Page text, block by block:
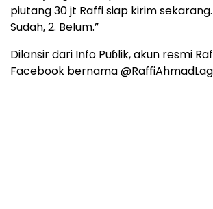
piutang 30 jt Raffi siap kirim sekarang.
Sudah, 2. Belum.”
Dilansir dari Info Puɓlik, akun resmi
Facebook bernama